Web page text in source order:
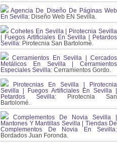
Agencia De Diseño De Páginas Web
En Sevilla: Diseño Web EN Sevilla.
Cohetes En Sevilla | Pirotecnia Sevilla
| Fuegos Artificiales En Sevilla | Petardos
Sevilla: Pirotecnia San Bartolomé.
Cerramientos En Sevilla | Cercados
Metálicos En Sevilla | Cerramientos
Especiales Sevilla: Cerramientos Gordo.
Pirotecnias En Sevilla | Pirotecnia
Sevilla | Fuegos Artificiales En Sevilla |
Petardos Sevilla: Pirotecnia San
Bartolomé.
Complementos De Novia Sevilla |
Mantones Y Mantillas Sevilla | Tiendas De
Complementos De Novia En Sevilla:
Bordados Juan Foronda.